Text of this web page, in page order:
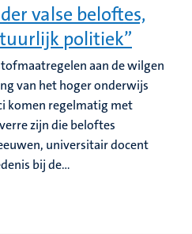
valse beloftes,
politiek”
aan de wilgen
van het hoger onderwijs
komen regelmatig met
zijn die beloftes
universitair docent
bij de...